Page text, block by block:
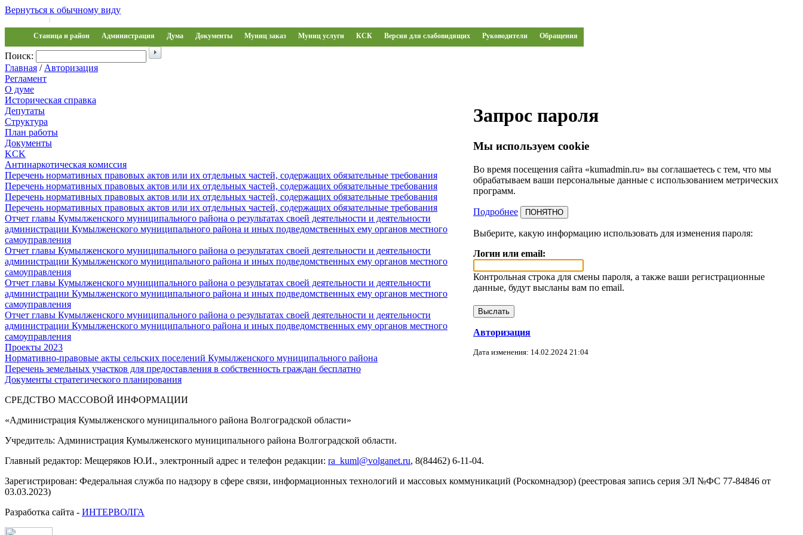
Вернуться к обычному виду
|
Станица и район Администрация Дума Документы Муниц заказ Муниц услуги КСК Версия для слабовидящих Руководители Обращения
Поиск:
Главная / Авторизация
Регламент
О думе
Историческая справка
Депутаты
Структура
План работы
Документы
KCK
Антинаркотическая комиссия
Перечень нормативных правовых актов или их отдельных частей, содержащих обязательные требования
Перечень нормативных правовых актов или их отдельных частей, содержащих обязательные требования
Перечень нормативных правовых актов или их отдельных частей, содержащих обязательные требования
Перечень нормативных правовых актов или их отдельных частей, содержащих обязательные требования
Отчет главы Кумылженского муниципального района о результатах своей деятельности и деятельности
администрации Кумылженского муниципального района и иных подведомственных ему органов местного
самоуправления
Отчет главы Кумылженского муниципального района о результатах своей деятельности и деятельности
администрации Кумылженского муниципального района и иных подведомственных ему органов местного
самоуправления
Отчет главы Кумылженского муниципального района о результатах своей деятельности и деятельности
администрации Кумылженского муниципального района и иных подведомственных ему органов местного
самоуправления
Отчет главы Кумылженского муниципального района о результатах своей деятельности и деятельности
администрации Кумылженского муниципального района и иных подведомственных ему органов местного
самоуправления
Проекты 2023
Нормативно-правовые акты сельских поселений Кумылженского муниципального района
Перечень земельных участков для предоставления в собственность граждан бесплатно
Документы стратегического планирования
Запрос пароля
Мы используем cookie
Во время посещения сайта «kumadmin.ru» вы соглашаетесь с тем, что мы
обрабатываем ваши персональные данные с использованием метрических
программ.
Подробнее ПОНЯТНО
Выберите, какую информацию использовать для изменения пароля:
Логин или email:
Контрольная строка для смены пароля, а также ваши регистрационные
данные, будут высланы вам по email.
Авторизация
Дата изменения: 14.02.2024 21:04
СРЕДСТВО МАССОВОЙ ИНФОРМАЦИИ
«Администрация Кумылженского муниципального района Волгоградской области»
Учредитель: Администрация Кумылженского муниципального района Волгоградской области.
Главный редактор: Мещеряков Ю.И., электронный адрес и телефон редакции: ra_kuml@volganet.ru, 8(84462) 6-11-04.
Зарегистрирован: Федеральная служба по надзору в сфере связи, информационных технологий и массовых коммуникаций (Роскомнадзор) (реестровая запись серия ЭЛ №ФС 77-84846 от
03.03.2023)
Разработка сайта - ИНТЕРВОЛГА